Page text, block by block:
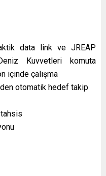
data link ve JREAP
Kuvvetleri komuta
içinde çalışma
otomatik hedef takip